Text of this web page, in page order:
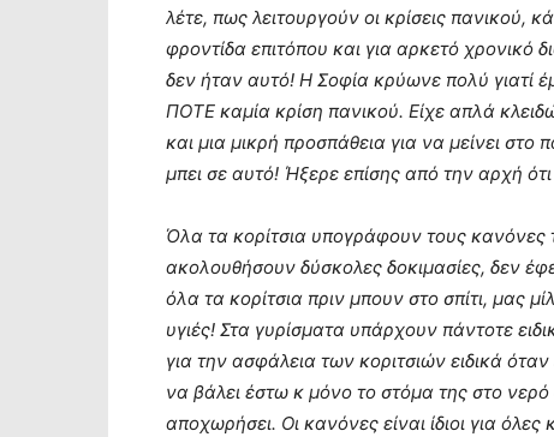
λέτε, πως λειτουργούν οι κρίσεις πανικού,
φροντίδα επιτόπου και για αρκετό χρονικό
δεν ήταν αυτό! Η Σοφία κρύωνε πολύ γιατί
ΠΟΤΕ καμία κρίση πανικού. Είχε απλά
και μια μικρή προσπάθεια για να μείνει
μπει σε αυτό! Ήξερε επίσης από την αρχή
Όλα τα κορίτσια υπογράφουν τους κανόνες
ακολουθήσουν δύσκολες δοκιμασίες, δεν
όλα τα κορίτσια πριν μπουν στο σπίτι, μας
υγιές! Στα γυρίσματα υπάρχουν πάντοτε
για την ασφάλεια των κοριτσιών ειδικά
να βάλει έστω κ μόνο το στόμα της στο
αποχωρήσει. Οι κανόνες είναι ίδιοι για